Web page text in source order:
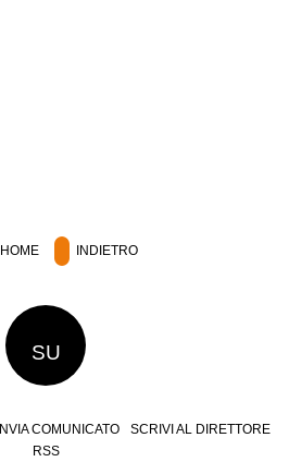
HOME INDIETRO
SU
INVIA COMUNICATO
SCRIVI AL DIRETTORE
RSS